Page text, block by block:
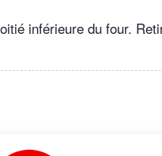
inférieure du four.